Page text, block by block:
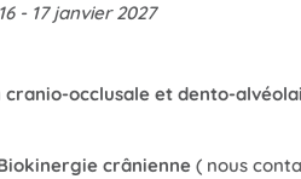
- 17 janvier 2027
occlusale et dento-
crânienne( nous